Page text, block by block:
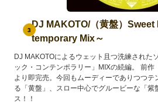
3
DJ MAKOTO/（黄盤）
temporary Mix～
DJ MAKOTOによるウェット且つ洗練された
ック・コンテンポラリー」MIXの続編。 前
より即完売。今回もムーディーでありつつテ
る「黄盤」、スロー中心でグルービーな「紫
ス！！